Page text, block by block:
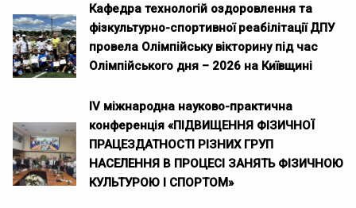
Кафедра технологій оздоровлення та
фізкультурно-спортивної реабілітації ДПУ
провела Олімпійську вікторину під час
Олімпійського дня – 2026 на Київщині
ІV міжнародна науково-практична
конференція «ПІДВИЩЕННЯ ФІЗИЧНОЇ
ПРАЦЕЗДАТНОСТІ РІЗНИХ ГРУП
НАСЕЛЕННЯ В ПРОЦЕСІ ЗАНЯТЬ ФІЗИЧНОЮ
КУЛЬТУРОЮ І СПОРТОМ»